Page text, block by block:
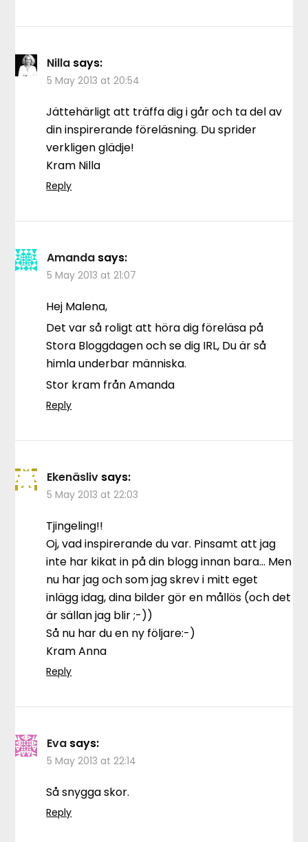
Nilla says:
5 May 2013 at 20:54
Jättehärligt att träffa dig i går och ta del av
din inspirerande föreläsning. Du sprider
verkligen glädje!
Kram Nilla
Reply
Amanda says:
5 May 2013 at 21:07
Hej Malena,
Det var så roligt att höra dig föreläsa på
Stora Bloggdagen och se dig IRL, Du är så
himla underbar människa.
Stor kram från Amanda
Reply
Ekenäsliv says:
5 May 2013 at 22:03
Tjingeling!!
Oj, vad inspirerande du var. Pinsamt att jag
inte har kikat in på din blogg innan bara… Men
nu har jag och som jag skrev i mitt eget
inlägg idag, dina bilder gör en mållös (och det
är sällan jag blir ;-))
Så nu har du en ny följare:-)
Kram Anna
Reply
Eva says:
5 May 2013 at 22:14
Så snygga skor.
Reply